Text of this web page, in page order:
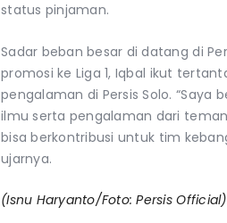
status pinjaman.
Sadar beban besar di datang di
promosi ke Liga 1, Iqbal ikut
pengalaman di Persis Solo.
ilmu serta pengalaman dari
bisa berkontribusi untuk tim
ujarnya.
(Isnu Haryanto/Foto: Persis Official)